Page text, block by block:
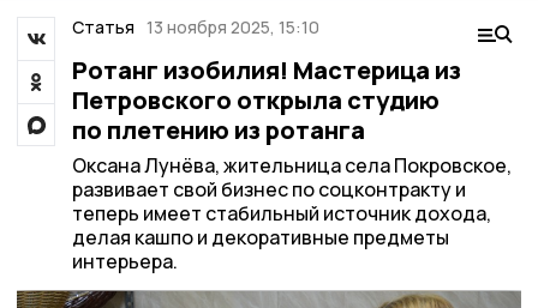
Статья 13 ноября 2025, 15:10
Ротанг изобилия! Мастерица из
Петровского открыла студию
по плетению из ротанга
Оксана Лунёва, жительница села Покровское,
развивает свой бизнес по соцконтракту и
теперь имеет стабильный источник дохода,
делая кашпо и декоративные предметы
интерьера.